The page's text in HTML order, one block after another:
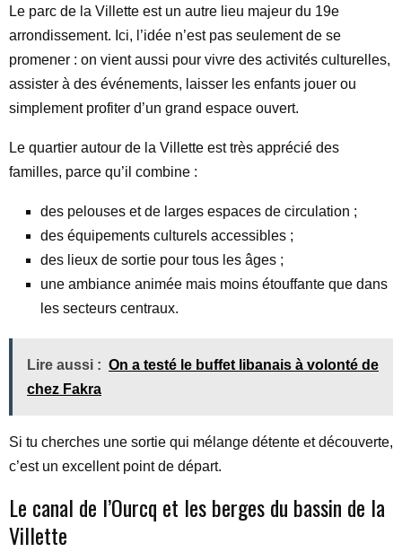
Le parc de la Villette est un autre lieu majeur du 19e
arrondissement. Ici, l’idée n’est pas seulement de se
promener : on vient aussi pour vivre des activités culturelles,
assister à des événements, laisser les enfants jouer ou
simplement profiter d’un grand espace ouvert.
Le quartier autour de la Villette est très apprécié des
familles, parce qu’il combine :
des pelouses et de larges espaces de circulation ;
des équipements culturels accessibles ;
des lieux de sortie pour tous les âges ;
une ambiance animée mais moins étouffante que dans
les secteurs centraux.
Lire aussi : On a testé le buffet libanais à volonté de
chez Fakra
Si tu cherches une sortie qui mélange détente et découverte,
c’est un excellent point de départ.
Le canal de l’Ourcq et les berges du bassin de la
Villette